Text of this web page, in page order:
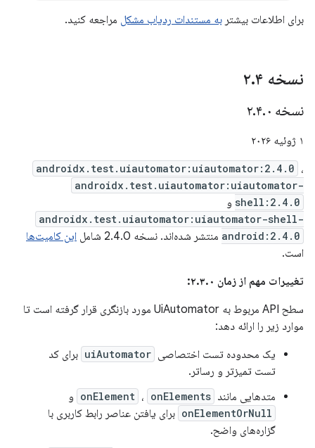
برای اطلاعات بیشتر به مستندات ردیاب مشکل مراجعه کنید.
نسخه ۲ .۴
نسخه ۲ .۴.۰
۱ ژوئیه ۲۰۲۶
androidx.test.uiautomator:uiautomator:2.4.0 ،
androidx.test.uiautomator:uiautomator-
shell:2.4.0 و
androidx.test.uiautomator:uiautomator-shell-
android:2.4.0 منتشر شده‌اند. نسخه 2.4.0 شامل
این کامیت‌ها
است.
تغییرات مهم از زمان ۲.۳.۰:
سطح API مربوط به UiAutomator مورد بازنگری قرار گرفته است تا
موارد زیر را ارائه دهد:
یک محدوده تست اختصاصی uiAutomator برای کد
تست تمیزتر و رساتر.
متدهایی مانند
onElement ، onElements و
onElementOrNull برای یافتن عناصر رابط کاربری با
گزاره‌های واضح.